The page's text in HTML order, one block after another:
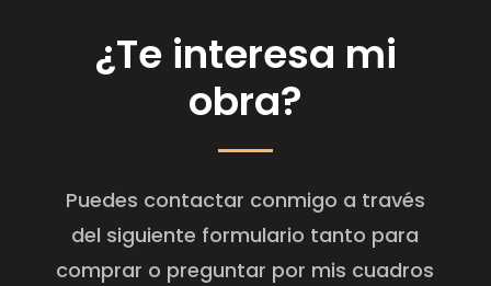
¿Te interesa mi
obra?
Puedes contactar conmigo a través
del siguiente formulario tanto para
comprar o preguntar por mis cuadros